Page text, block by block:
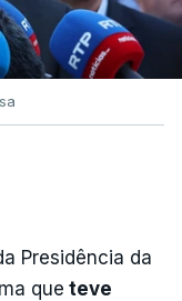
Presidência da
que teve